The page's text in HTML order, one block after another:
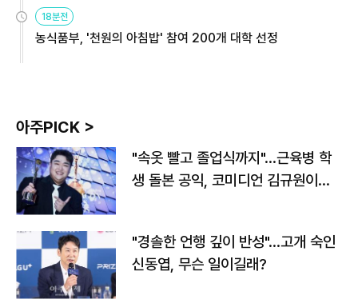
18분전
농식품부, '천원의 아침밥' 참여 200개 대학 선정
아주PICK >
"속옷 빨고 졸업식까지"…근육병 학
생 돌본 공익, 코미디언 김규원이었
"경솔한 언행 깊이 반성"…고개 숙인
신동엽, 무슨 일이길래?